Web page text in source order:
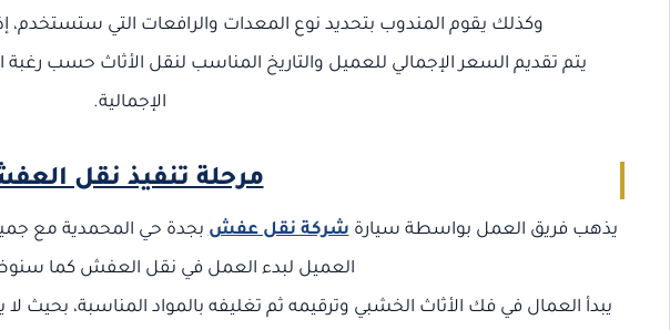
وكذلك يقوم المندوب بتحديد نوع المعدات والرافعات التي ستستخدم،
يتم تقديم السعر الإجمالي للعميل والتاريخ المناسب لنقل الأثاث حسب
الإجمالية.
مرحلة تنفيذ نقل
يذهب فريق العمل بواسطة سيارةشركة نقل عفشبجدة حي المحمدية مع جميع
العميل لبدء العمل في نقل العفش كما
يبدأ العمال في فك الأثاث الخشبي وترقيمه ثم تغليفه بالمواد المناسبة، بحيث